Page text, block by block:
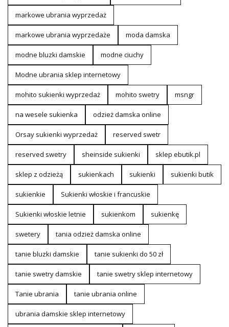
markowe ubrania wyprzedaż
markowe ubrania wyprzedaże moda damska
modne bluzki damskie modne ciuchy
Modne ubrania sklep internetowy
mohito sukienki wyprzedaż mohito swetry msngr
na wesele sukienka odzież damska online
Orsay sukienki wyprzedaż reserved swetr
reserved swetry sheinside sukienki sklep ebutik.pl
sklep z odzieżą sukienkach sukienki sukienki butik
sukienkie Sukienki włoskie i francuskie
Sukienki włoskie letnie sukienkom sukienkę
swetery tania odzież damska online
tanie bluzki damskie tanie sukienki do 50 zł
tanie swetry damskie tanie swetry sklep internetowy
Tanie ubrania tanie ubrania online
ubrania damskie sklep internetowy